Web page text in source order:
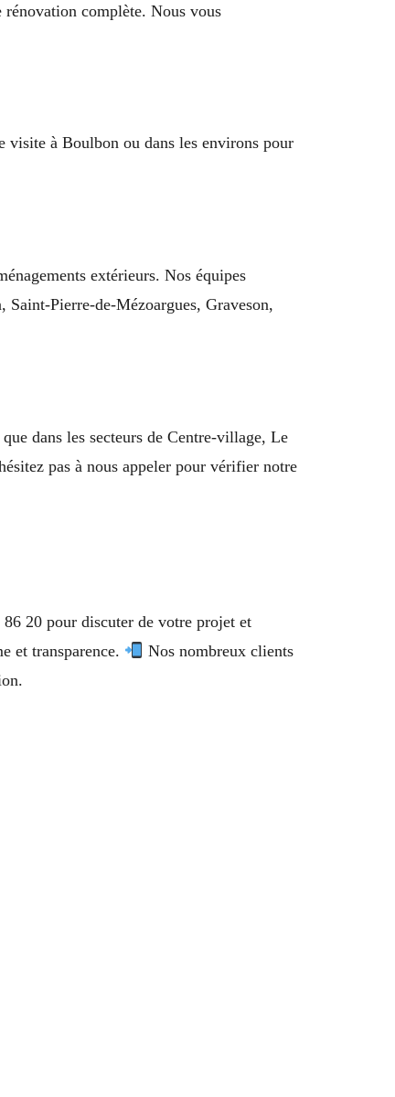
rénovation complète. Nous vous
à Boulbon ou dans les environs pour
extérieurs. Nos équipes
Pierre-de-Mézoargues, Graveson,
dans les secteurs de Centre-village, Le
pas à nous appeler pour vérifier notre
20 pour discuter de votre projet et
et transparence.
Nos nombreux clients